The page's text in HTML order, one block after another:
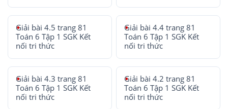
Giải bài 4.5 trang 81
Toán 6 Tập 1 SGK Kết
nối tri thức
Giải bài 4.4 trang 81
Toán 6 Tập 1 SGK Kết
nối tri thức
Giải bài 4.3 trang 81
Toán 6 Tập 1 SGK Kết
nối tri thức
Giải bài 4.2 trang 81
Toán 6 Tập 1 SGK Kết
nối tri thức